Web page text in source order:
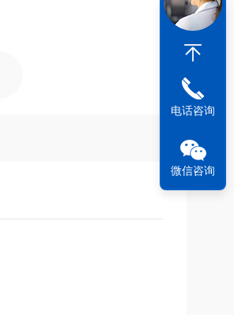
电话咨询
微信咨询